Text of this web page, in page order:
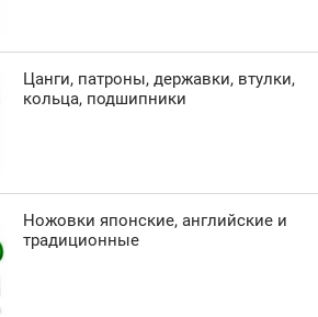
Цанги, патроны, державки, втулки,
кольца, подшипники
Ножовки японские, английские и
традиционные